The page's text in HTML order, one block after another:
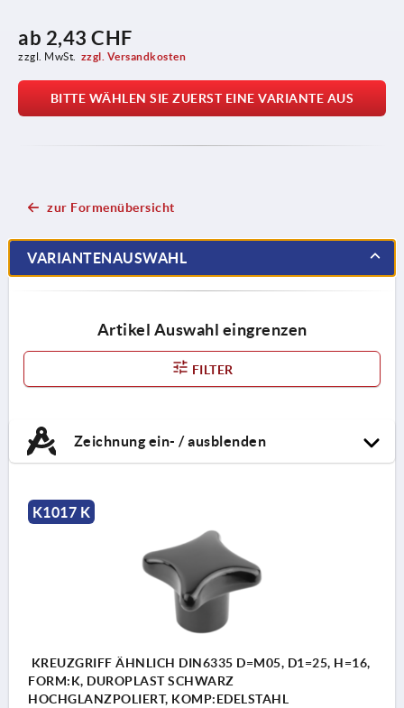
ab 2,43 CHF
zzgl. MwSt. zzgl. Versandkosten
BITTE WÄHLEN SIE ZUERST EINE VARIANTE AUS
zur Formenübersicht
VARIANTENAUSWAHL
Artikel Auswahl eingrenzen
FILTER
Zeichnung ein- / ausblenden
K1017 K
KREUZGRIFF ÄHNLICH DIN6335 D=M05, D1=25, H=16,
FORM:K, DUROPLAST SCHWARZ
HOCHGLANZPOLIERT, KOMP:EDELSTAHL